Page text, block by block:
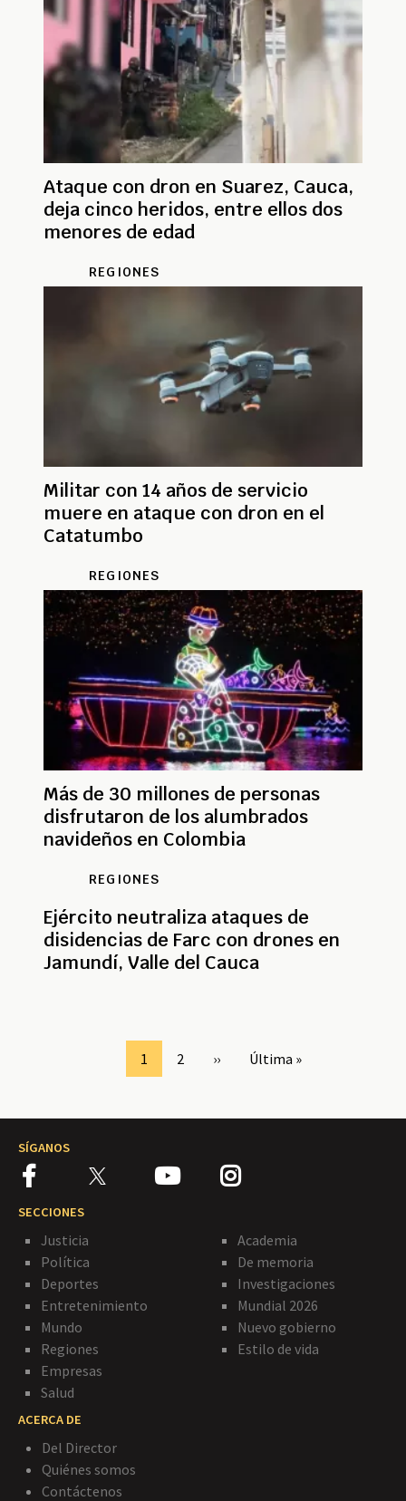
Ataque con dron en Suarez, Cauca,
deja cinco heridos, entre ellos dos
menores de edad
REGIONES
Militar con 14 años de servicio
muere en ataque con dron en el
Catatumbo
REGIONES
Más de 30 millones de personas
disfrutaron de los alumbrados
navideños en Colombia
REGIONES
Ejército neutraliza ataques de
disidencias de Farc con drones en
Jamundí, Valle del Cauca
Page
1 Page
2
Siguiente
››
Última
Última »
SÍGANOS
SECCIONES
Justicia
Política
Deportes
Entretenimiento
Mundo
Regiones
Empresas
Salud
Academia
De memoria
Investigaciones
Mundial 2026
Nuevo gobierno
Estilo de vida
ACERCA DE
Del Director
Quiénes somos
Contáctenos